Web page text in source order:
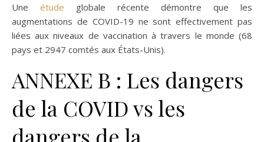
Une étude globale récente démontre que les
augmentations de COVID-19 ne sont effectivement pas
liées aux niveaux de vaccination à travers le monde (68
pays et 2947 comtés aux États-Unis).
ANNEXE B : Les dangers
de la COVID vs les
dangers de la